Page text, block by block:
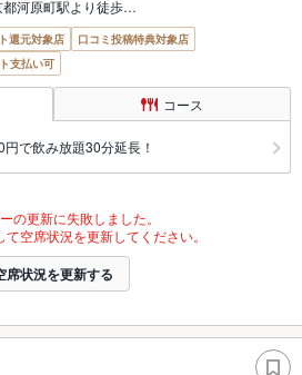
河原町駅より徒歩…
還元対象店
口コミ投稿特典対象店
支払い可
コース
で飲み放題30分延長！
の更新に失敗しました。
空席状況を更新してください。
席状況を更新する